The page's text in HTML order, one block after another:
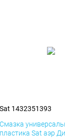
Sat 1432351393
Смазка
пластика Sat аэр